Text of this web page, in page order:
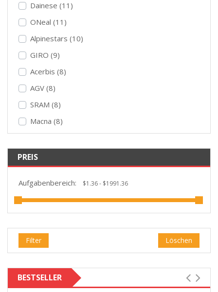
Dainese (11)
ONeal (11)
Alpinestars (10)
GIRO (9)
Acerbis (8)
AGV (8)
SRAM (8)
Macna (8)
PREIS
Aufgabenbereich:
Filter Löschen
BESTSELLER